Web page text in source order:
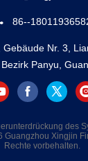
86--
Nr. 3,
Panyu,
des
Xingjin
Rechte vorbehalten.